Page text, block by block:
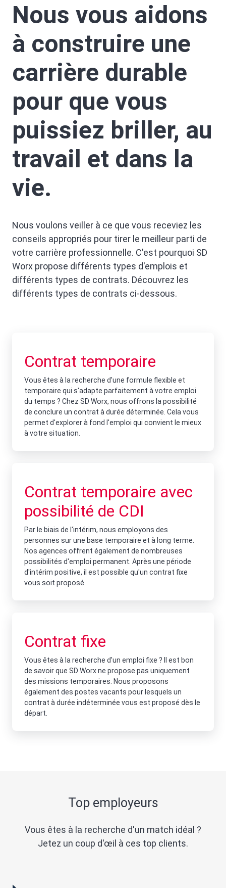
Nous vous aidons
à construire une
carrière durable
pour que vous
puissiez briller, au
travail et dans la
vie.
Nous voulons veiller à ce que vous receviez les
conseils appropriés pour tirer le meilleur parti de
votre carrière professionnelle. C'est pourquoi SD
Worx propose différents types d'emplois et
différents types de contrats. Découvrez les
différents types de contrats ci-dessous.
Contrat temporaire
Vous êtes à la recherche d'une formule flexible et
temporaire qui s'adapte parfaitement à votre emploi
du temps ? Chez SD Worx, nous offrons la possibilité
de conclure un contrat à durée déterminée. Cela vous
permet d'explorer à fond l'emploi qui convient le mieux
à votre situation.
Contrat temporaire avec
possibilité de CDI
Par le biais de l'intérim, nous employons des
personnes sur une base temporaire et à long terme.
Nos agences offrent également de nombreuses
possibilités d'emploi permanent. Après une période
d'intérim positive, il est possible qu'un contrat fixe
vous soit proposé.
Contrat fixe
Vous êtes à la recherche d'un emploi fixe ? Il est bon
de savoir que SD Worx ne propose pas uniquement
des missions temporaires. Nous proposons
également des postes vacants pour lesquels un
contrat à durée indéterminée vous est proposé dès le
départ.
Top employeurs
Vous êtes à la recherche d'un match idéal ?
Jetez un coup d'œil à ces top clients.